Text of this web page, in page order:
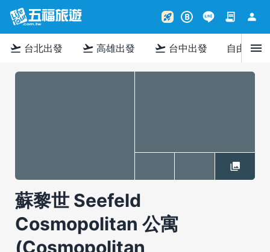
rocket_launch B contract person
flight_takeoff 台北出發 flight_takeoff 高雄出發 flight_takeoff 台中出發 自由行menu
蘇黎世 Seefeld
Cosmopolitan 公寓
(Cosmopolitan